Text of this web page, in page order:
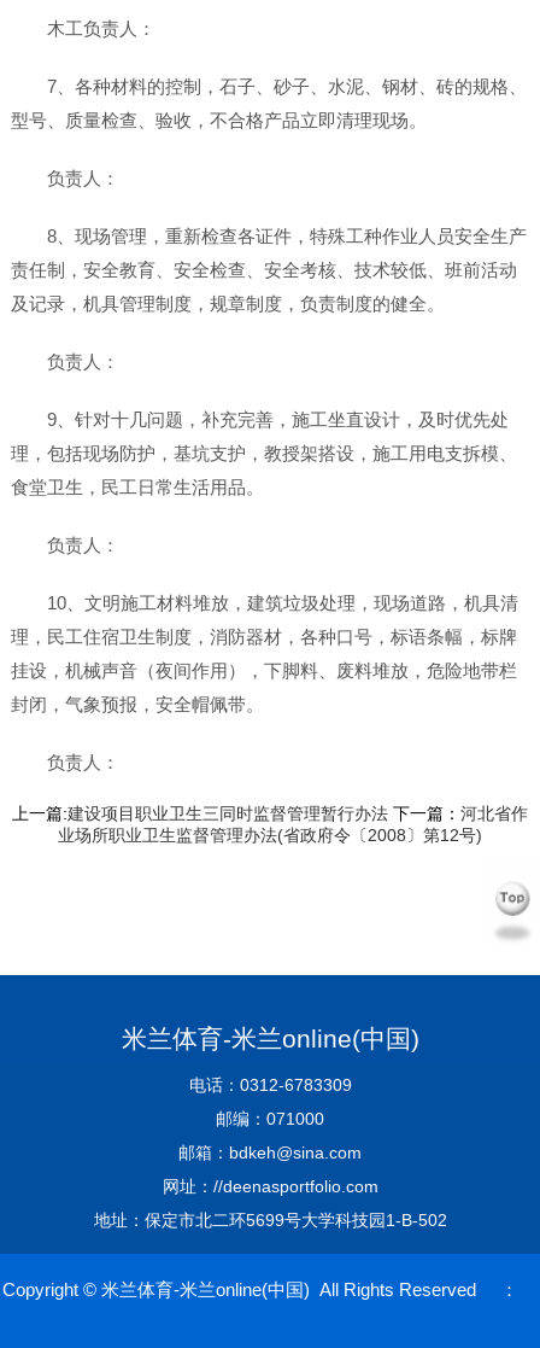
木工负责人：
7、各种材料的控制，石子、砂子、水泥、钢材、砖的规格、
型号、质量检查、验收，不合格产品立即清理现场。
负责人：
8、现场管理，重新检查各证件，特殊工种作业人员安全生产
责任制，安全教育、安全检查、安全考核、技术较低、班前活动
及记录，机具管理制度，规章制度，负责制度的健全。
负责人：
9、针对十几问题，补充完善，施工坐直设计，及时优先处
理，包括现场防护，基坑支护，教授架搭设，施工用电支拆模、
食堂卫生，民工日常生活用品。
负责人：
10、文明施工材料堆放，建筑垃圾处理，现场道路，机具清
理，民工住宿卫生制度，消防器材，各种口号，标语条幅，标牌
挂设，机械声音（夜间作用），下脚料、废料堆放，危险地带栏
封闭，气象预报，安全帽佩带。
负责人：
上一篇:建设项目职业卫生三同时监督管理暂行办法下一篇： 河北省作
业场所职业卫生监督管理办法(省政府令〔2008〕第12号)
米兰体育-米兰online(中国)
电话：0312-6783309
邮编：071000
邮箱：bdkeh@sina.com
网址：//deenasportfolio.com
地址：保定市北二环5699号大学科技园1-B-502
Copyright © 米兰体育-米兰online(中国) All Rights Reserved ：